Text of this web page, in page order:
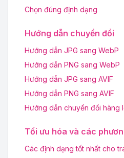
Chọn đúng định dạng
Hướng dẫn chuyển đổi
Hướng dẫn JPG sang WebP
Hướng dẫn PNG sang WebP
Hướng dẫn JPG sang AVIF
Hướng dẫn PNG sang AVIF
Hướng dẫn chuyển đổi hàng
Tối ưu hóa và các
Các định dạng tốt nhất cho